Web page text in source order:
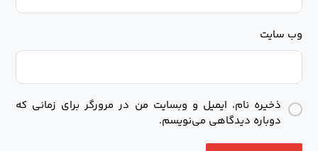
وب‌ سایت
ذخیره نام، ایمیل و وبسایت من در مرورگر برای زمانی که
دوباره دیدگاهی می‌نویسم.